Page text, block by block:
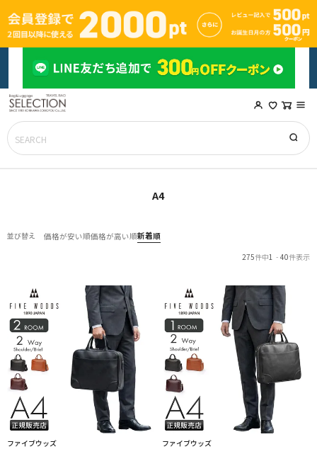
A4
並び替え 価格が安い順価格が高い順新着順
275件中1 - 40件表示
ファイブウッズ ファイブウッズ